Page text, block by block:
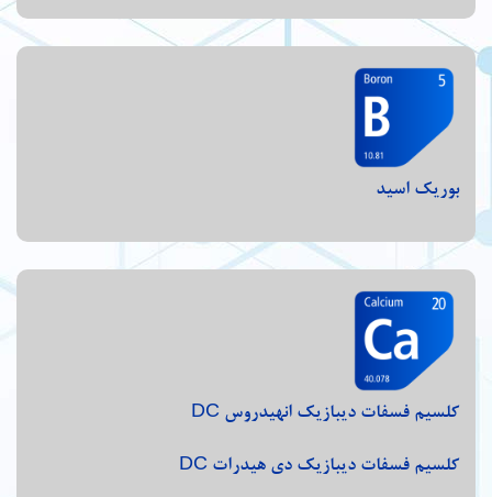
بوریک اسید
کلسیم فسفات دیبازیک انهیدروس DC
کلسیم فسفات دیبازیک دی هیدرات DC